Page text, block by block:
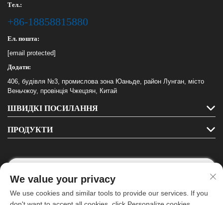
Тел.:
+86-18858815880
Ел. пошта:
[email protected]
Додати:
406, будівля №3, промислова зона Юаньде, район Лунган, місто
Веньчжоу, провінція Чжецзян, Китай
ШВИДКІ ПОСИЛАННЯ
ПРОДУКТИ
Підписуйтесь на нас
We value your privacy
We use cookies and similar tools to provide our services. If you